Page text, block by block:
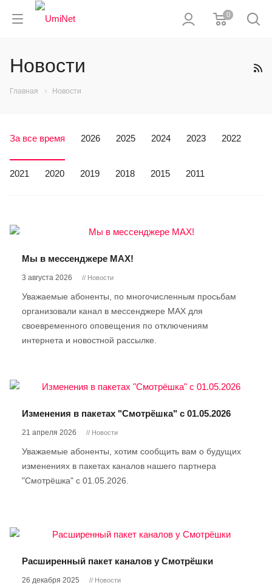
0
Новости
Главная Новости
За все время 2026 2025 2024 2023 2022
2021 2020 2019 2018 2015 2011
Мы в мессенджере MAX!
3 августа 2026 // Новости
Уважаемые абоненты, по многочисленным просьбам
организовали канал в мессенджере МАX для
своевременного оповещения по отключениям
интернета и новостной рассылке.
Изменения в пакетах "Смотрёшка" с 01.05.2026
21 апреля 2026 // Новости
Уважаемые абоненты, хотим сообщить вам о будущих
изменениях в пакетах каналов нашего партнера
"Смотрёшка" с 01.05.2026.
Расширенный пакет каналов у Смотрёшки
26 декабря 2025 // Новости